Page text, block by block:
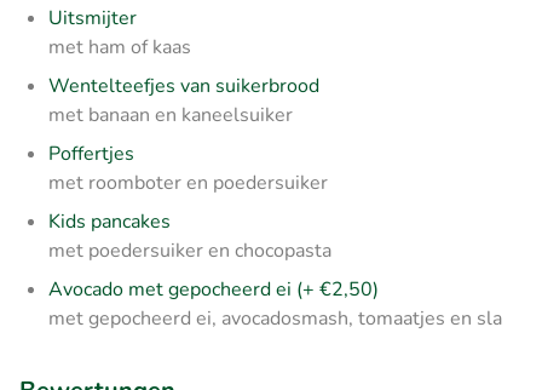
Uitsmijter
met ham of kaas
Wentelteefjes van suikerbrood
met banaan en kaneelsuiker
Poffertjes
met roomboter en poedersuiker
Kids pancakes
met poedersuiker en chocopasta
Avocado met gepocheerd ei (+ €2,50)
met gepocheerd ei, avocadosmash, tomaatjes en sla